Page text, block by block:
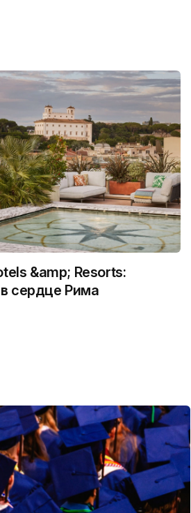
&amp; Resorts:
сердце Рима